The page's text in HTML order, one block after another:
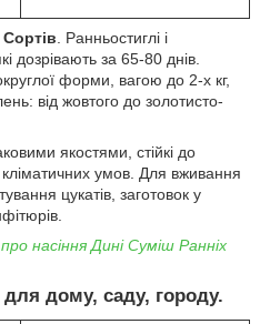
. Ранньостиглі і
дозрівають за 65-80 днів.
форми, вагою до 2-х кг,
від жовтого до золотисто-
якостями, стійкі до
умов. Для вживання
цукатів, заготовок у
насіння Дині Суміш Ранніх
для дому, саду, городу.